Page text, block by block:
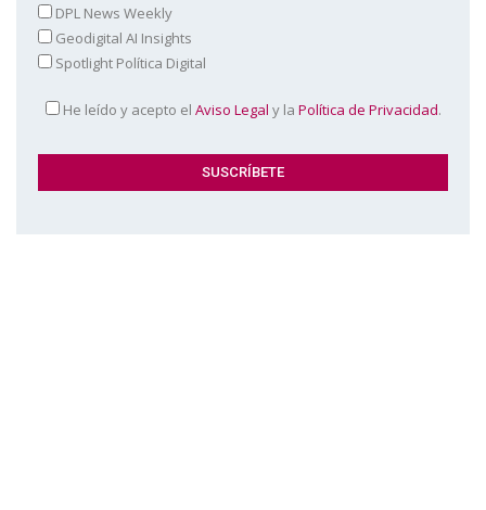
DPL News Weekly
Geodigital AI Insights
Spotlight Política Digital
He leído y acepto el Aviso Legal y la Política de Privacidad.